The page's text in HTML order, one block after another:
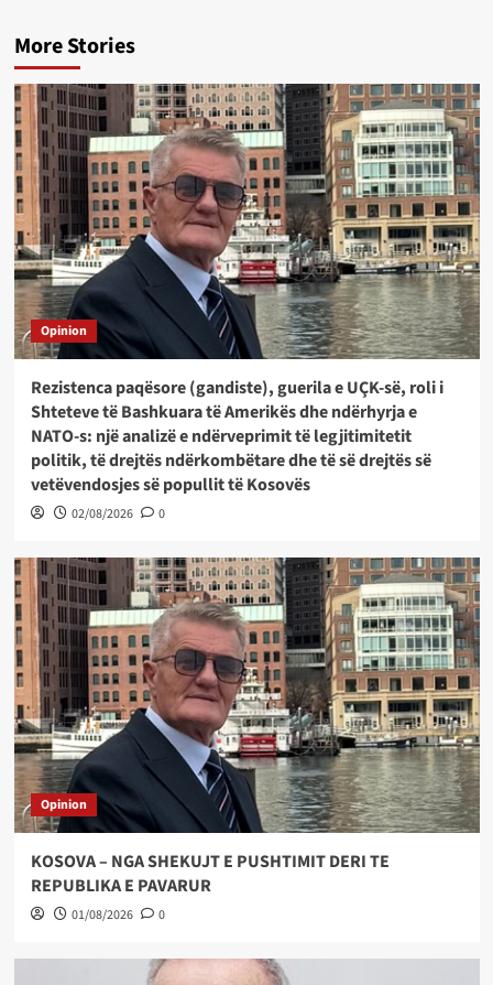
More Stories
Opinion
Rezistenca paqësore (gandiste), guerila e UÇK-së, roli i
Shteteve të Bashkuara të Amerikës dhe ndërhyrja e
NATO-s: një analizë e ndërveprimit të legjitimitetit
politik, të drejtës ndërkombëtare dhe të së drejtës së
vetëvendosjes së popullit të Kosovës
02/08/2026 0
Opinion
KOSOVA – NGA SHEKUJT E PUSHTIMIT DERI TE
REPUBLIKA E PAVARUR
01/08/2026 0